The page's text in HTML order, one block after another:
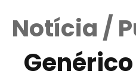
Notícia /